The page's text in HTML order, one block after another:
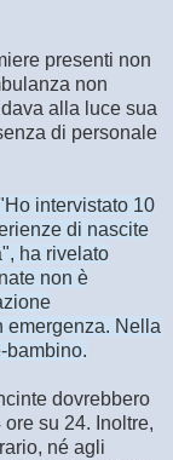
presenti non
non
alla luce sua
di personale
intervistato 10
di nascite
ha rivelato
non è
emergenza. Nella
bambino.
dovrebbero
su 24. Inoltre,
né agli